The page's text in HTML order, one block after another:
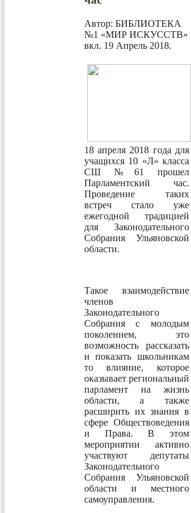
Автор: БИБЛИОТЕКА
№1 «МИР ИСКУССТВ»
вкл. 19 Апрель 2018.
18 апреля 2018 года для
учащихся 10 «Л» класса
СШ №61 прошел
Парламентский час.
Проведение таких
встреч стало уже
ежегодной традицией
для Законодательного
Собрания Ульяновской
области.
Такое взаимодействие
членов
Законодательного
Собрания с молодым
поколением, это
возможность рассказать
и показать школьникам
то влияние, которое
оказывает региональный
парламент на жизнь
области, а также
расширить их знания в
сфере Обществоведения
и Права. В этом
мероприятии активно
участвуют депутаты
Законодательного
Собрания Ульяновской
области и местного
самоуправления.